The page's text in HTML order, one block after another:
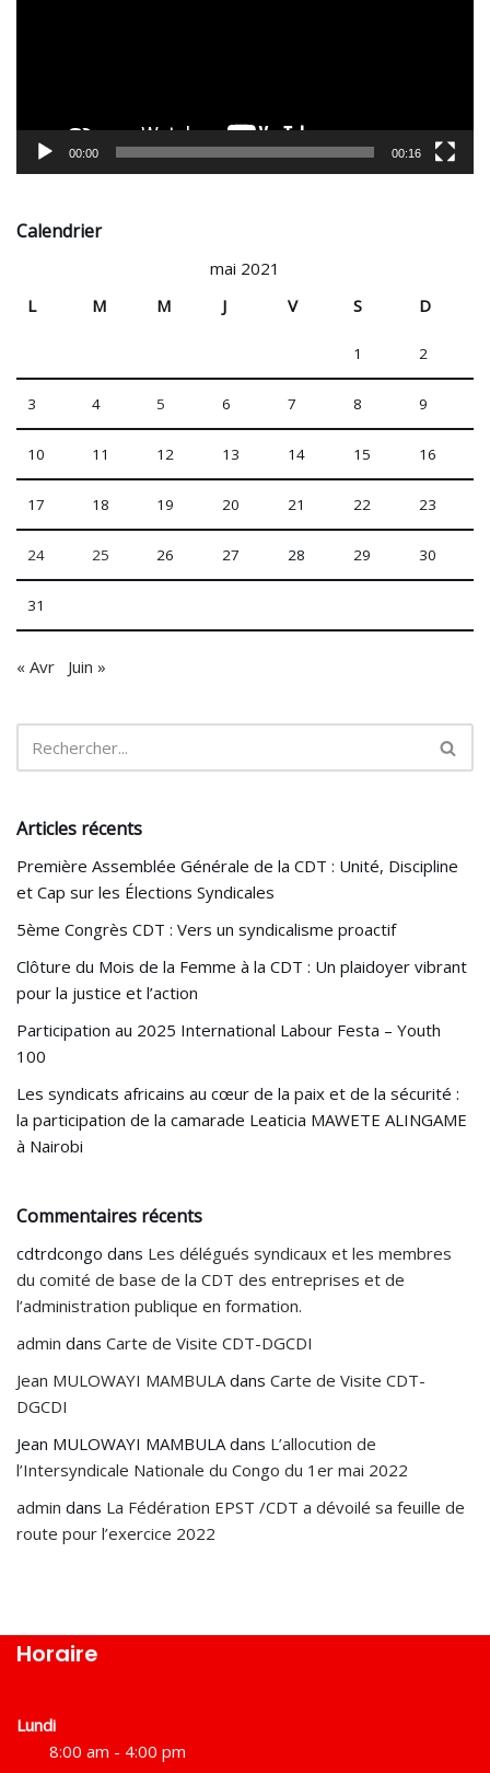
o
00:00 00:16
Calendrier
mai 2021
L
M M J V S D
1 2
3 4 5 6 7 8 9
10 11 12 13 14 15 16
17 18 19 20 21 22 23
24 25 26 27 28 29 30
31
« Avr Juin »
Articles récents
Première Assemblée Générale de la CDT : Unité, Discipline
et Cap sur les Élections Syndicales
5ème Congrès CDT : Vers un syndicalisme proactif
Clôture du Mois de la Femme à la CDT : Un plaidoyer vibrant
pour la justice et l’action
Participation au 2025 International Labour Festa – Youth
100
Les syndicats africains au cœur de la paix et de la sécurité :
la participation de la camarade Leaticia MAWETE ALINGAME
à Nairobi
Commentaires récents
cdtrdcongo dans Les délégués syndicaux et les membres
du comité de base de la CDT des entreprises et de
l’administration publique en formation.
admin dans Carte de Visite CDT-DGCDI
Jean MULOWAYI MAMBULAdans Carte de Visite CDT-
DGCDI
Jean MULOWAYI MAMBULAdans L’allocution de
l’Intersyndicale Nationale du Congo du 1er mai 2022
admin dans La Fédération EPST /CDT a dévoilé sa feuille de
route pour l’exercice 2022
Horaire
Lundi
8:00 am - 4:00 pm